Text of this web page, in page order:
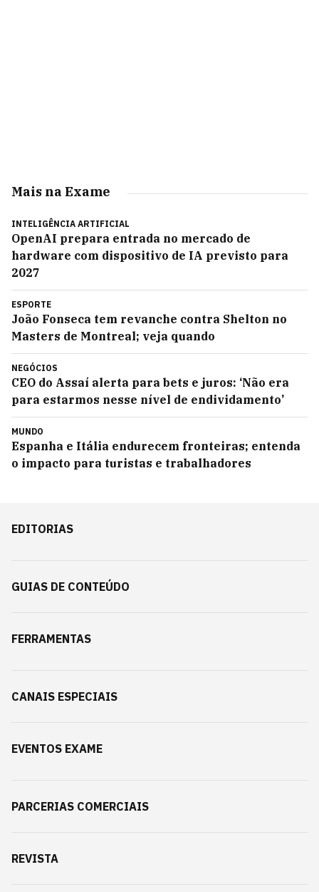
Mais na Exame
INTELIGÊNCIA ARTIFICIAL
OpenAI prepara entrada no mercado de
hardware com dispositivo de IA previsto para
2027
ESPORTE
João Fonseca tem revanche contra Shelton no
Masters de Montreal; veja quando
NEGÓCIOS
CEO do Assaí alerta para bets e juros: ‘Não era
para estarmos nesse nível de endividamento’
MUNDO
Espanha e Itália endurecem fronteiras; entenda
o impacto para turistas e trabalhadores
EDITORIAS
GUIAS DE CONTEÚDO
FERRAMENTAS
CANAIS ESPECIAIS
EVENTOS EXAME
PARCERIAS COMERCIAIS
REVISTA